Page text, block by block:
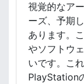
視覚的なア
ーズ、予期
あります。
やソフトウ
いです。こ
PlayStation